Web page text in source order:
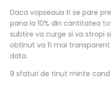
Daca vopseaua ti se pare
pana la 10% din cantitatea
subtire va curge si va stropi
obtinut va fi mai
data.
9 sfaturi de tinut minte cand